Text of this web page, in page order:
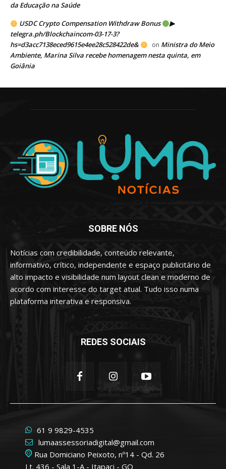
da Educação na Saúde
USDC Crypto Compensation Withdraw Bonus
▶
telegra.ph/Blockchaincom-03-17-3?
hs=d3acc7138eced9615e4ee28c528422de&
on Ministra do Meio
Ambiente, Marina Silva recebe homenagem nesta quinta, em
Goiânia
SOBRE NÓS
Notícias com credibilidade, conteúdo relevante,
informativo, crítico, independente e espaço publicitário de
alto impacto e visibilidade num layout clean e moderno de
acordo com interesse do target atual. Tudo isso numa
plataforma interativa e responsiva.
REDES SOCIAIS
61 9 9829-4535
lumaassessoriadigital@gmail.com
Rua Domiciano Peixoto, nº14 - Qd. 26
Lt. 436 - Sala 1-A - Itapaci - GO